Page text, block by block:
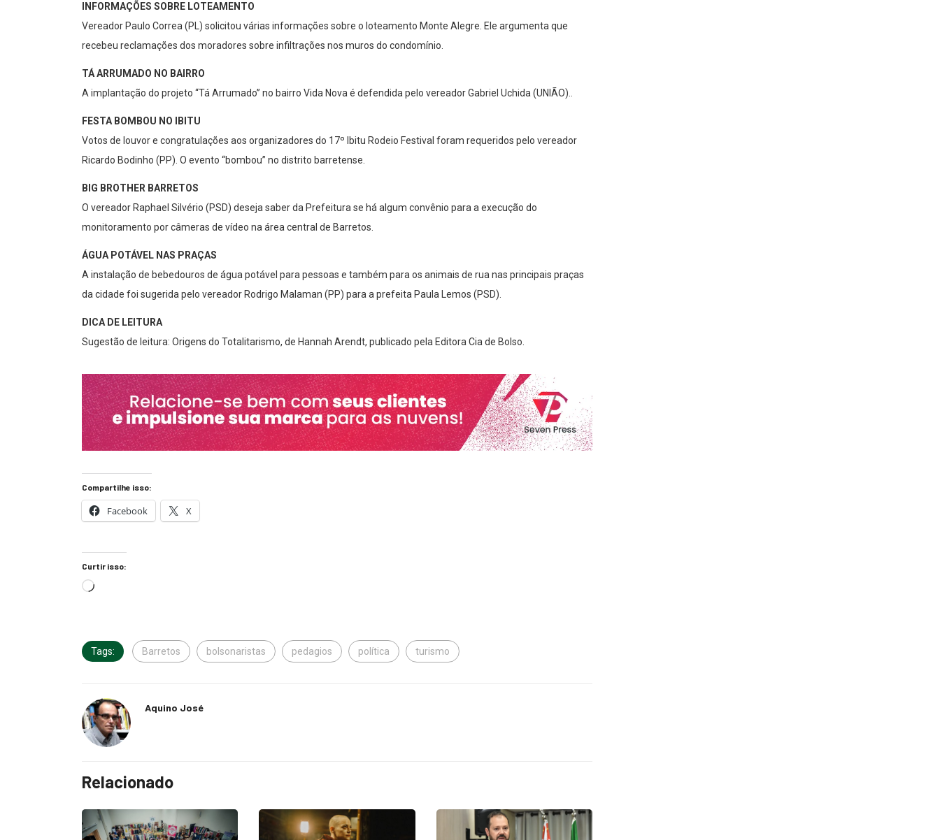
INFORMAÇÕES SOBRE LOTEAMENTO
Vereador Paulo Correa (PL) solicitou várias informações sobre o loteamento Monte Alegre. Ele argumenta que
recebeu reclamações dos moradores sobre infiltrações nos muros do condomínio.
TÁ ARRUMADO NO BAIRRO
A implantação do projeto “Tá Arrumado” no bairro Vida Nova é defendida pelo vereador Gabriel Uchida (UNIÃO)..
FESTA BOMBOU NO IBITU
Votos de louvor e congratulações aos organizadores do 17º Ibitu Rodeio Festival foram requeridos pelo vereador
Ricardo Bodinho (PP). O evento “bombou” no distrito barretense.
BIG BROTHER BARRETOS
O vereador Raphael Silvério (PSD) deseja saber da Prefeitura se há algum convênio para a execução do
monitoramento por câmeras de vídeo na área central de Barretos.
ÁGUA POTÁVEL NAS PRAÇAS
A instalação de bebedouros de água potável para pessoas e também para os animais de rua nas principais praças
da cidade foi sugerida pelo vereador Rodrigo Malaman (PP) para a prefeita Paula Lemos (PSD).
DICA DE LEITURA
Sugestão de leitura: Origens do Totalitarismo, de Hannah Arendt, publicado pela Editora Cia de Bolso.
Compartilhe isso:
Facebook X
Curtir isso:
Tags: Barretos bolsonaristas pedagios política turismo
Aquino José
Relacionado